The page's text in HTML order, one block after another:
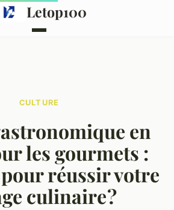
Letop100
CULTURE
en
les gourmets :
réussir votre
culinaire ?